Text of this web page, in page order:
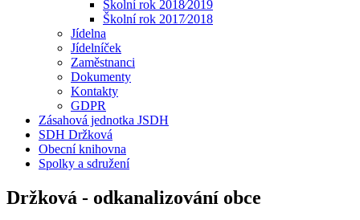
Školní rok 2018⁄2019
Školní rok 2017⁄2018
Jídelna
Jídelníček
Zaměstnanci
Dokumenty
Kontakty
GDPR
Zásahová jednotka JSDH
SDH Držková
Obecní knihovna
Spolky a sdružení
Držková - odkanalizování obce